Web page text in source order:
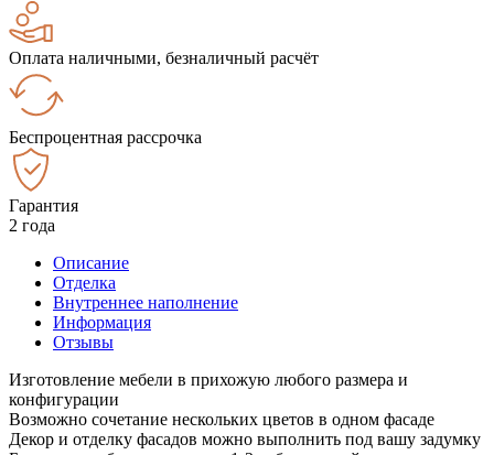
Оплата наличными, безналичный расчёт
Беспроцентная рассрочка
Гарантия
2 года
Описание
Отделка
Внутреннее наполнение
Информация
Отзывы
Изготовление мебели в прихожую любого размера и
конфигурации
Возможно сочетание нескольких цветов в одном фасаде
Декор и отделку фасадов можно выполнить под вашу задумку